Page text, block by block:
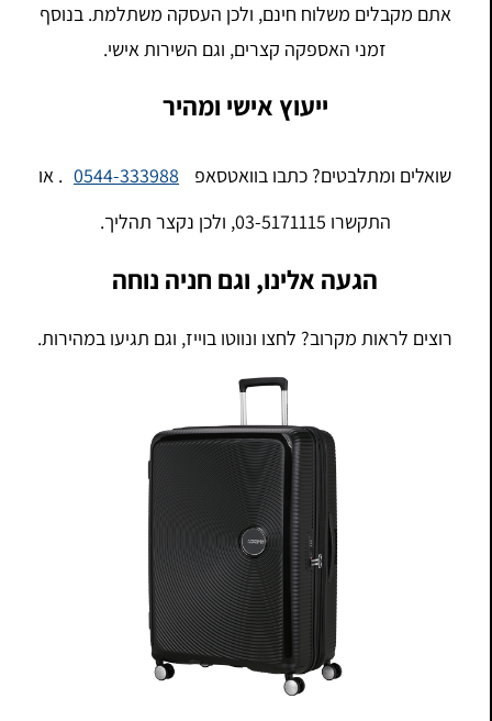
אתם מקבלים משלוח חינם, ולכן העסקה משתלמת. בנוסף
זמני האספקה קצרים, וגם השירות אישי.
ייעוץ אישי ומהיר
שואלים ומתלבטים? כתבו בוואטסאפ 0544-333988
. או
התקשרו 03-5171115, ולכן נקצר תהליך.
הגעה אלינו, וגם חניה נוחה
רוצים לראות מקרוב? לחצו ונווטו בוייז, וגם תגיעו במהירות.